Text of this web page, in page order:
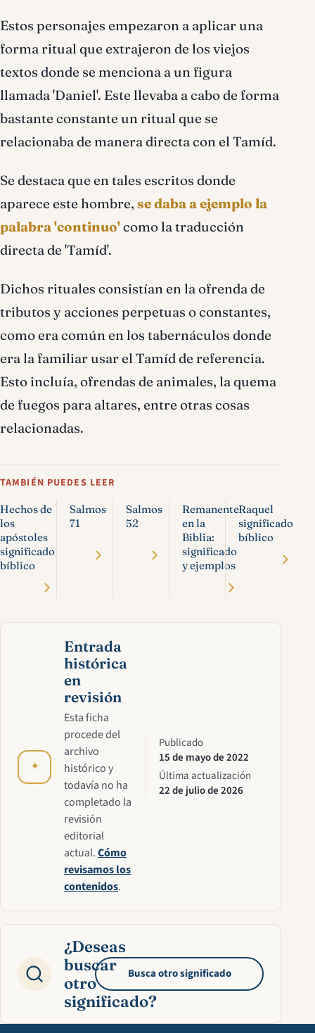
Estos personajes empezaron a aplicar una
forma ritual que extrajeron de los viejos
textos donde se menciona a un figura
llamada 'Daniel'. Este llevaba a cabo de forma
bastante constante un ritual que se
relacionaba de manera directa con el Tamíd.
Se destaca que en tales escritos donde
aparece este hombre, se daba a ejemplo la
palabra 'continuo'como la traducción
directa de 'Tamíd'.
Dichos rituales consistían en la ofrenda de
tributos y acciones perpetuas o constantes,
como era común en los tabernáculos donde
era la familiar usar el Tamíd de referencia.
Esto incluía, ofrendas de animales, la quema
de fuegos para altares, entre otras cosas
relacionadas.
TAMBIÉN PUEDES LEER
Hechos de
los
apóstoles
significado
bíblico
Salmos
71
Salmos
52
Remanente
en la
Biblia:
significado
y ejemplos
Raquel
significado
bíblico
✦
Entrada
histórica
en
revisión
Esta ficha
procede del
archivo
histórico y
todavía no ha
completado la
revisión
editorial
actual.Cómo
revisamos los
contenidos.
Publicado
15 de mayo de 2022
Última actualización
22 de julio de 2026
¿Deseas
buscar
otro
significado?
Busca otro significado